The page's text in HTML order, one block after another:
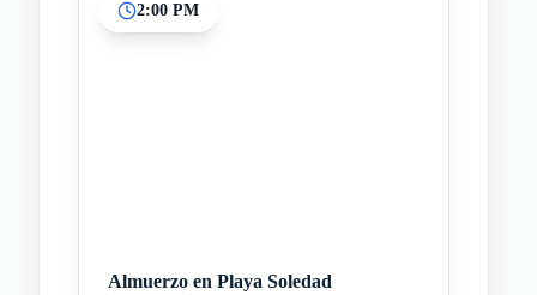
2:00 PM
Almuerzo en Playa Soledad